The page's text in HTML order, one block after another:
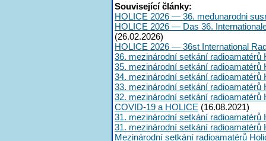
Související články:
HOLICE 2026 — 36. međunarodni
HOLICE 2026 — Das 36.
(26.02.2026)
HOLICE 2026 — 36st International
36. mezinárodní setkání radioamatérů
35. mezinárodní setkání radioamatérů
34. mezinárodní setkání radioamatérů
33. mezinárodní setkání radioamatérů
32. mezinárodní setkání radioamatérů
COVID-19 a HOLICE (16.08.2021)
31. mezinárodní setkání radioamatérů
31. mezinárodní setkání radioamatérů
Mezinárodní setkání radioamatérů